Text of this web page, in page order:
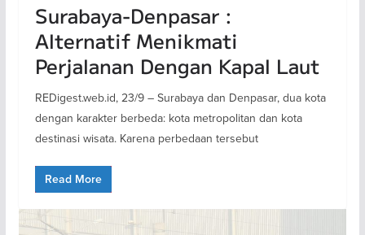
Surabaya-Denpasar :
Alternatif Menikmati
Perjalanan Dengan Kapal Laut
REDigest.web.id, 23/9 – Surabaya dan Denpasar, dua kota
dengan karakter berbeda: kota metropolitan dan kota
destinasi wisata. Karena perbedaan tersebut
Read More